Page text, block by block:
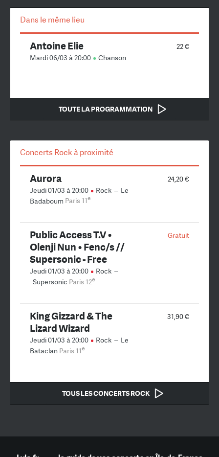
Dans le même lieu
22 €
Antoine Elie
Mardi 06/03 à 20:00 Chanson
TOUTE LA PROGRAMMATION
Concerts Rock à proximité
24,20 €
Aurora
Jeudi 01/03 à 20:00 Rock – Le
Badaboum Paris 11e
Gratuit
Public Access T.V •
Olenji Nun • Fenc/s //
Supersonic - Free
Jeudi 01/03 à 20:00 Rock –
Supersonic Paris 12e
31,90 €
King Gizzard & The
Lizard Wizard
Jeudi 01/03 à 20:00 Rock – Le
Bataclan Paris 11e
TOUS LES CONCERTS ROCK